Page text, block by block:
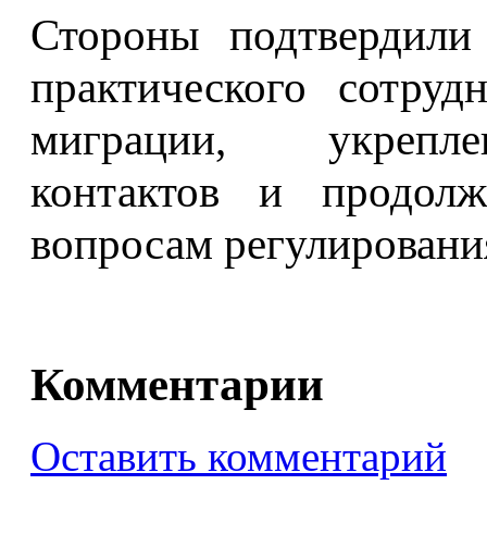
Стороны
практического
миграции,
контактов и
вопросам
Комментарии
Оставить комментарий